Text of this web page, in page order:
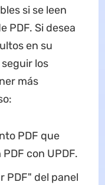
si se leen
PDF. Si desea
en su
los
más
PDF que
con UPDF.
PDF" del panel